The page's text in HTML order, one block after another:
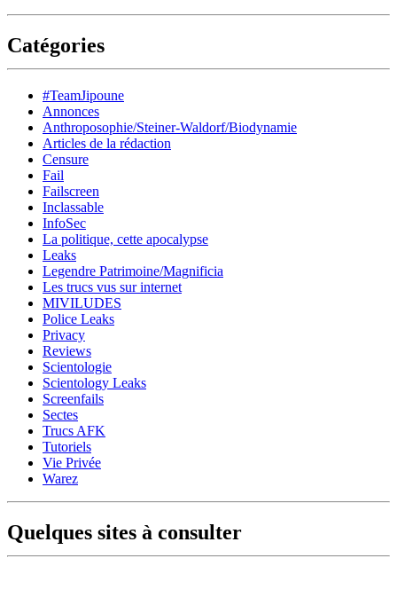
Catégories
#TeamJipoune
Annonces
Anthroposophie/Steiner-Waldorf/Biodynamie
Articles de la rédaction
Censure
Fail
Failscreen
Inclassable
InfoSec
La politique, cette apocalypse
Leaks
Legendre Patrimoine/Magnificia
Les trucs vus sur internet
MIVILUDES
Police Leaks
Privacy
Reviews
Scientologie
Scientology Leaks
Screenfails
Sectes
Trucs AFK
Tutoriels
Vie Privée
Warez
Quelques sites à consulter